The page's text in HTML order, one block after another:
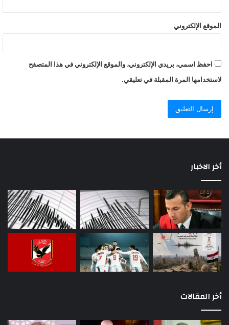
الموقع الإلكتروني
احفظ اسمي، بريدي الإلكتروني، والموقع الإلكتروني في هذا المتصفح
لاستخدامها المرة المقبلة في تعليقي.
أخر الاخبار
أخر المقالات